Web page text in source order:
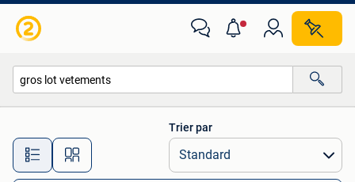
Toutes les distances…
Trier par